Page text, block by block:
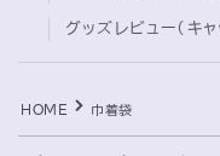
グッズレビュー（キャ
HOME 巾着袋